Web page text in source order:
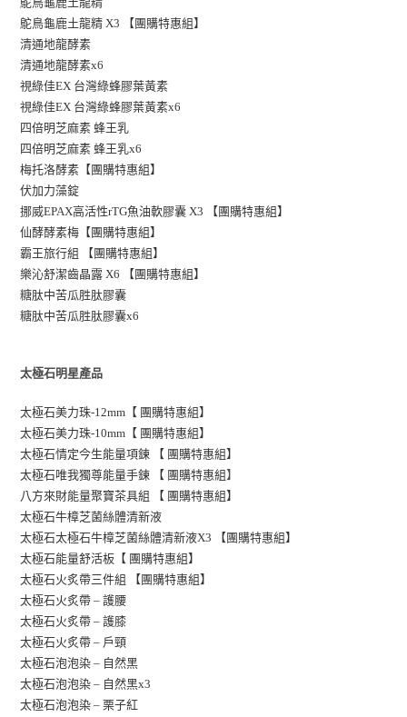
鴕鳥龜鹿土龍精 X3 【團購特惠組】
清通地龍酵素
清通地龍酵素x6
視綠佳EX 台灣綠蜂膠葉黃素
視綠佳EX 台灣綠蜂膠葉黃素x6
四倍明芝麻素 蜂王乳
四倍明芝麻素 蜂王乳x6
梅托洛酵素【團購特惠組】
伏加力藻錠
挪威EPAX高活性rTG魚油軟膠囊 X3 【團購特惠組】
仙酵酵素梅【團購特惠組】
霸王旅行組 【團購特惠組】
樂沁舒潔齒晶露 X6 【團購特惠組】
糖肽中苦瓜胜肽膠囊
糖肽中苦瓜胜肽膠囊x6
太極石明星產品
太極石美力珠-12mm【 團購特惠組】
太極石美力珠-10mm【 團購特惠組】
太極石情定今生能量項鍊 【 團購特惠組】
太極石唯我獨尊能量手鍊 【 團購特惠組】
八方來財能量聚寶茶具組 【 團購特惠組】
太極石牛樟芝菌絲體清新液
太極石太極石牛樟芝菌絲體清新液X3 【團購特惠組】
太極石能量舒活板【 團購特惠組】
太極石火炙帶三件組 【團購特惠組】
太極石火炙帶 – 護腰
太極石火炙帶 – 護膝
太極石火炙帶 – 戶頸
太極石泡泡染 – 自然黑
太極石泡泡染 – 自然黑x3
太極石泡泡染 –栗子紅